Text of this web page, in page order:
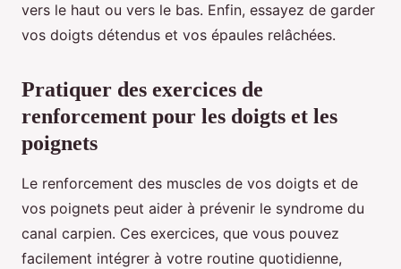
vers le haut ou vers le bas. Enfin, essayez de garder
vos doigts détendus et vos épaules relâchées.
Pratiquer des exercices de
renforcement pour les doigts et les
poignets
Le renforcement des muscles de vos doigts et de
vos poignets peut aider à prévenir le syndrome du
canal carpien. Ces exercices, que vous pouvez
facilement intégrer à votre routine quotidienne,